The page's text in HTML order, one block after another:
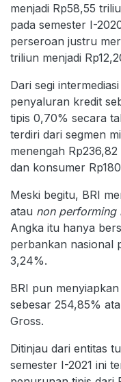
menjadi Rp58,55
pada semester I-
perseroan justru
triliun menjadi
Dari segi
penyaluran kredit
tipis 0,70% secara
terdiri dari segmen
menengah
dan konsumer
Meski begitu, BRI
atau non performing
Angka itu hanya
perbankan nasional
3,24%.
BRI pun menyiapkan
sebesar 254,85%
Gross.
Ditinjau dari entitas
semester I-2021 ini